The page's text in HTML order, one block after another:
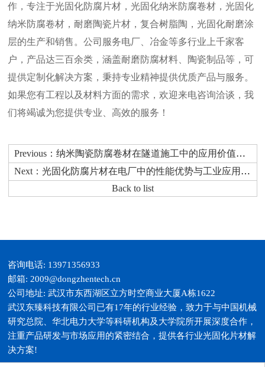
作，专注于光固化防腐片材，光固化纳米防腐卷材，光固化
纳米防腐卷材，耐磨陶瓷片材，复合树脂陶，光固化耐磨涂
层的生产和销售。公司服务电厂、冶金等多行业上千家客
户，产品达三百余类，涵盖耐磨防腐材料、陶瓷制品等，可
提供定制化解决方案，秉持专业精神提供优质产品与服务。
如果您有工程以及材料方面的需求，欢迎来电咨询洽谈，我
们将竭诚为您提供专业、高效的服务！
Previous：纳米陶瓷防腐卷材在隧道施工中的应用价值与防护作用研究
Next：光固化防腐片材在电厂中的性能优势与工业应用价值
Back to list
咨询电话: 13971356933
邮箱: 2009@dongzhentech.cn
公司地址: 武汉市东西湖区立方时空商业大厦A栋1622
武汉东臻科技有限公司已有17年的行业经验，致力于与中国机械
研究总院、华北电力大学等科研机构及大学院所开展深度合作，
注重产品研发与市场应用的紧密结合，提供各行业光固化片材解
决方案!